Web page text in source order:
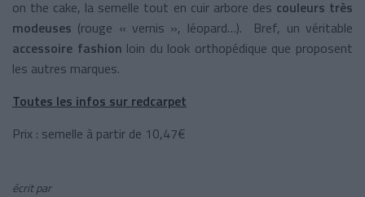
on the cake, la semelle tout en cuir arbore des couleurs très
modeuses (rouge « vernis », léopard…). Bref, un véritable
accessoire fashion loin du look orthopédique que proposent
les autres marques.
Toutes les infos sur redcarpet
Prix : semelle à partir de 10,47€
écrit par